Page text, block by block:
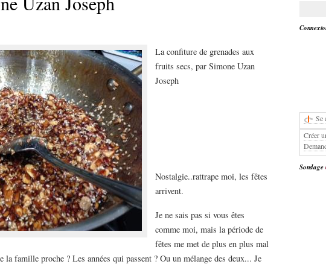
La confiture de grenades aux
fruits secs, par Simone Uzan
Joseph
Nostalgie..rattrape moi, les fêtes
arrivent.
Je ne sais pas si vous êtes
comme moi, mais la période de
fêtes me met de plus en plus mal
la famille proche ? Les années qui passent ? Ou un mélange des deux... Je
Se
Créer
Sondage